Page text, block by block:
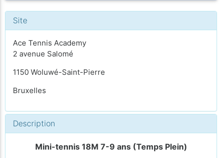
Site
Ace Tennis Academy
2 avenue Salomé
1150 Woluwé-Saint-Pierre
Bruxelles
Description
Mini-tennis 18M 7-9 ans (Temps Plein)